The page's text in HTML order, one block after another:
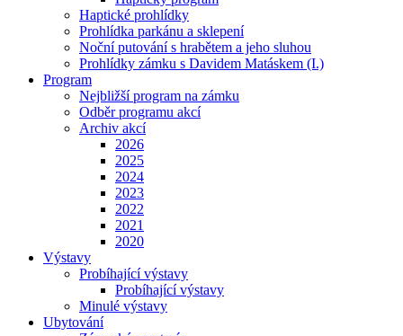
Haptické prohlídky
Prohlídka parkánu a sklepení
Noční putování s hrabětem a jeho sluhou
Prohlídky zámku s Davidem Matáskem (I.)
Program
Nejbližší program na zámku
Odběr programu akcí
Archiv akcí
2026
2025
2024
2023
2022
2021
2020
Výstavy
Probíhající výstavy
Probíhající výstavy
Minulé výstavy
Ubytování